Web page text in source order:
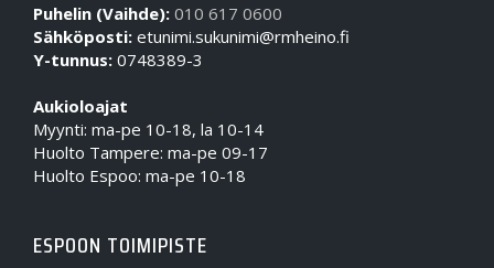
Puhelin (Vaihde): 010 617 0600
Sähköposti: etunimi.sukunimi@rmheino.fi
Y-tunnus: 0748389-3
Aukioloajat
Myynti: ma-pe 10-18, la 10-14
Huolto Tampere: ma-pe 09-17
Huolto Espoo: ma-pe 10-18
ESPOON TOIMIPISTE